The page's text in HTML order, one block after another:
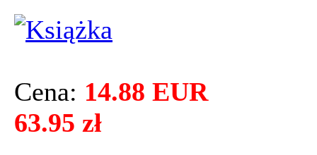
Cena: 14.88 EUR
63.95 zł